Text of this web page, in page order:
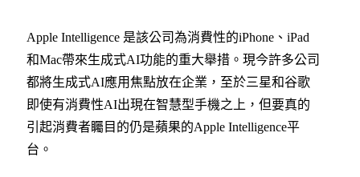
Apple Intelligence 是該公司為消費性的iPhone、iPad
和Mac帶來生成式AI功能的重大舉措。現今許多公司
都將生成式AI應用焦點放在企業，至於三星和谷歌
即使有消費性AI出現在智慧型手機之上，但要真的
引起消費者矚目的仍是蘋果的Apple Intelligence平
台。